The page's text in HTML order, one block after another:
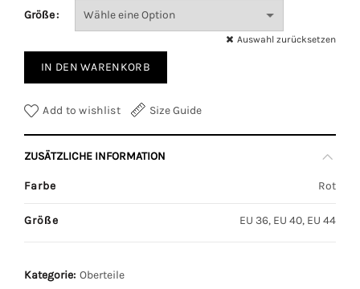
Größe
Auswahl zurücksetzen
IN DEN WARENKORB
Add to wishlist Size Guide
ZUSÄTZLICHE INFORMATION
Farbe Rot
Größe EU 36, EU 40, EU 44
Kategorie: Oberteile